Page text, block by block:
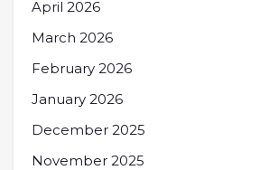
April 2026
March 2026
February 2026
January 2026
December 2025
November 2025